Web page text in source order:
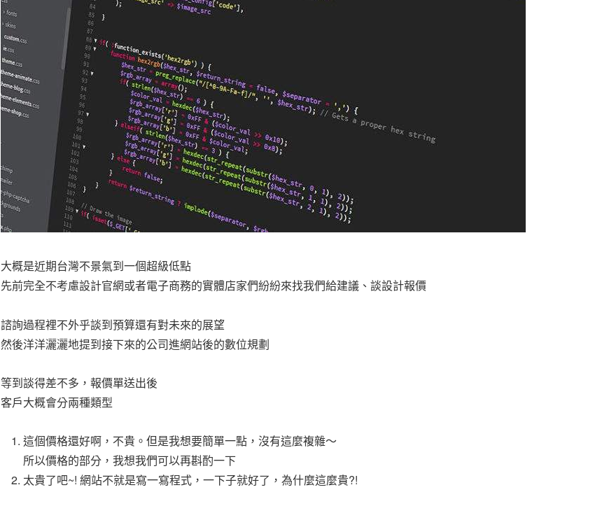
大概是近期台灣不景氣到一個超級低點
先前完全不考慮設計官網或者電子商務的實體店家們紛紛來找我們給建議、談設計報價
諮詢過程裡不外乎談到預算還有對未來的展望
然後洋洋灑灑地提到接下來的公司進網站後的數位規劃
等到談得差不多，報價單送出後
客戶大概會分兩種類型
這個價格還好啊，不貴。但是我想要簡單一點，沒有這麼複雜～
所以價格的部分，我想我們可以再斟酌一下
太貴了吧~! 網站不就是寫一寫程式，一下子就好了，為什麼這麼貴?!